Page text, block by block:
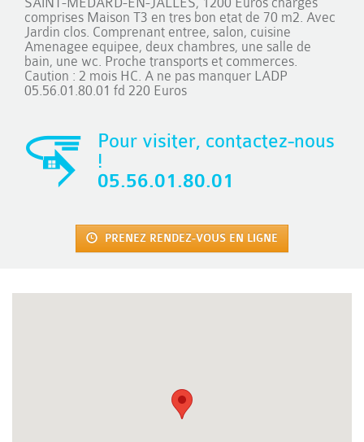
comprises Maison T3 en tres bon etat de 70 m2. Avec
Jardin clos. Comprenant entree, salon, cuisine
Amenagee equipee, deux chambres, une salle de
bain, une wc. Proche transports et commerces.
Caution : 2 mois HC. A ne pas manquer LADP
05.56.01.80.01 fd 220 Euros
Pour visiter, contactez-nous
!
05.56.01.80.01
PRENEZ RENDEZ-VOUS EN LIGNE